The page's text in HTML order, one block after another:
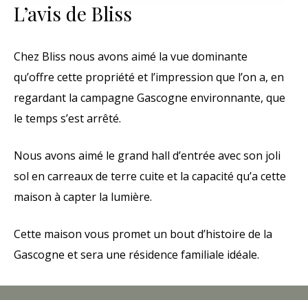
L’avis de Bliss
Chez Bliss nous avons aimé la vue dominante
qu’offre cette propriété et l’impression que l’on a, en
regardant la campagne Gascogne environnante, que
le temps s’est arrêté.
Nous avons aimé le grand hall d’entrée avec son joli
sol en carreaux de terre cuite et la capacité qu’a cette
maison à capter la lumière.
Cette maison vous promet un bout d’histoire de la
Gascogne et sera une résidence familiale idéale.